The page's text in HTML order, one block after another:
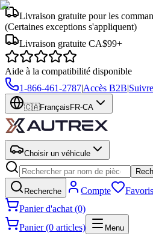
Livraison gratuite pour les
(Certaines exceptions s'appliquent)
Livraison gratuite CA$99+
Aide à la compatibilité disponible
1-866-461-2787|Accès B2B|
🇨🇦Français FR-CA
Choisir un véhicule
Recherche Compte
Favoris
Panier d'achat (0)
Panier (0 articles)
Menu